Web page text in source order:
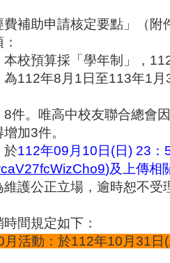
補助申請核定要點」（附
本校預算採「學年制」，
112年8月1日至113年1
8件。唯高中校友聯合總會
加3件。
於112年09月10日(日) 23：
)及上傳相
護公正立場，逾時恕不受
間規定如下：
活動：於112年10月31日